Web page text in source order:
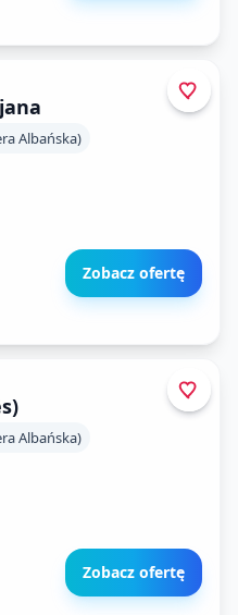
Albańska)
Zobacz ofertę
Albańska)
Zobacz ofertę